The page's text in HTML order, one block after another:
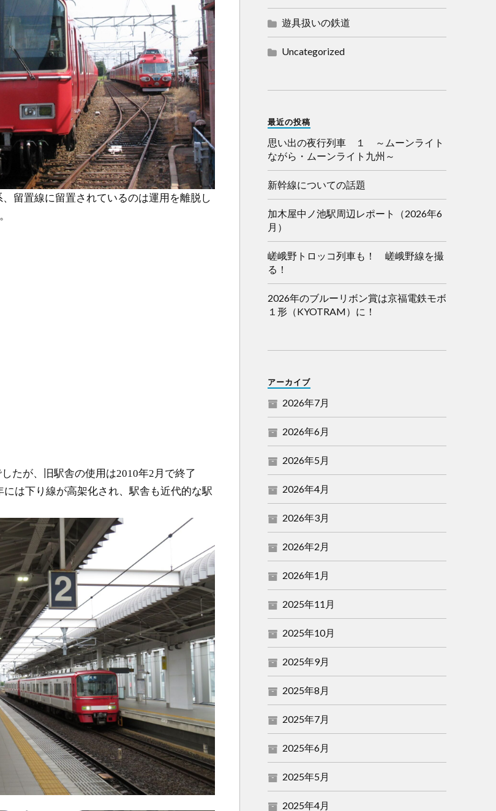
留置線に留置されているのは運用を離脱し
たが、旧駅舎の使用は2010年2月で終了
には下り線が高架化され、駅舎も近代的な駅
遊具扱いの鉄道
Uncategorized
最近の投稿
思い出の夜行列車 １ ～ムーンライト
ながら・ムーンライト九州～
新幹線についての話題
加木屋中ノ池駅周辺レポート（2026年6
月）
嵯峨野トロッコ列車も！ 嵯峨野線を撮
る！
2026年のブルーリボン賞は京福電鉄モボ
１形（KYOTRAM）に！
アーカイブ
2026年7月
2026年6月
2026年5月
2026年4月
2026年3月
2026年2月
2026年1月
2025年11月
2025年10月
2025年9月
2025年8月
2025年7月
2025年6月
2025年5月
2025年4月